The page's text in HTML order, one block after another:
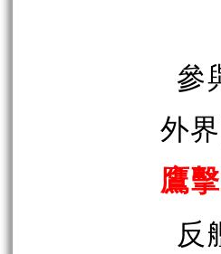
參
外界
鷹擊
反